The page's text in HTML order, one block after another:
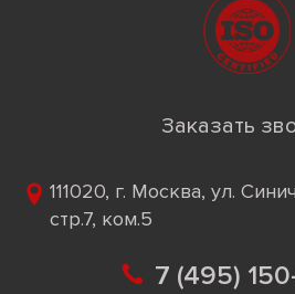
Заказать
111020, г. Москва, ул.
стр.7, ком.5
7 (495)